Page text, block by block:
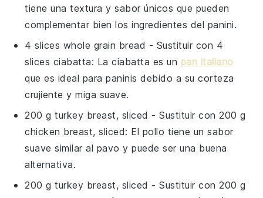
tiene una textura y sabor únicos que pueden
complementar bien los ingredientes del panini.
4 slices whole grain bread - Sustituir con 4
slices ciabatta: La ciabatta es un pan italiano
que es ideal para paninis debido a su corteza
crujiente y miga suave.
200 g turkey breast, sliced - Sustituir con200 g
chicken breast, sliced: El pollo tiene un sabor
suave similar al pavo y puede ser una buena
alternativa.
200 g turkey breast, sliced - Sustituir con200 g